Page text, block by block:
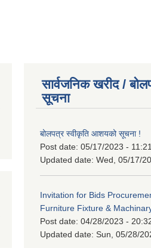
सार्वजनिक खरीद /
सूचना
बोलपत्र स्वीकृति आशयको सूचना !
Post date: 05/17/2023 - 11:21
Updated date: Wed, 05/17/
Invitation for Bids
Furniture Fixture &
Post date: 04/28/2023 -
Updated date: Sun, 05/28/